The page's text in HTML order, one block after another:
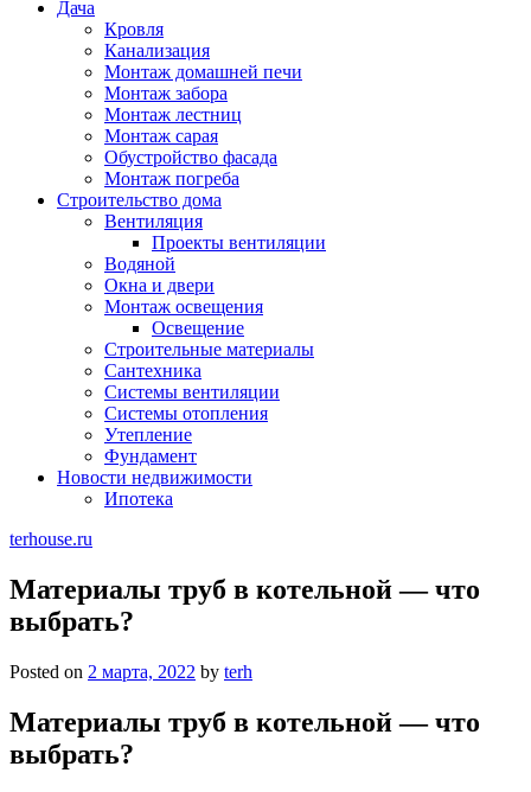
Дача
Кровля
Канализация
Монтаж домашней печи
Монтаж забора
Монтаж лестниц
Монтаж сарая
Обустройство фасада
Монтаж погреба
Строительство дома
Вентиляция
Проекты вентиляции
Водяной
Окна и двери
Монтаж освещения
Освещение
Строительные материалы
Сантехника
Системы вентиляции
Системы отопления
Утепление
Фундамент
Новости недвижимости
Ипотека
terhouse.ru
Материалы труб в котельной — что
выбрать?
Posted on 2 марта, 2022 by terh
Материалы труб в котельной — что
выбрать?